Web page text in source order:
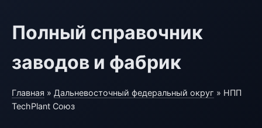
Полный справочник
заводов и фабрик
Главная » Дальневосточный федеральный округ » НПП
TechPlant Союз